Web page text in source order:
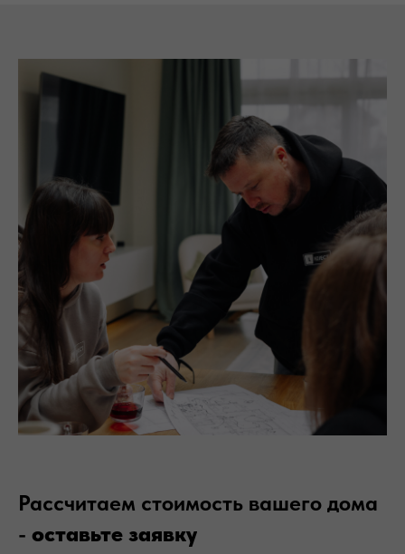
Рассчитаем стоимость вашего дома
- оставьте заявку